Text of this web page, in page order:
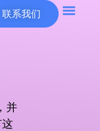
联系我们
并